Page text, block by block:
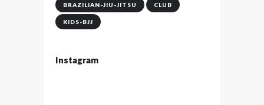
BRAZILIAN-JIU-JITSU CLUB
KIDS-BJJ
Instagram